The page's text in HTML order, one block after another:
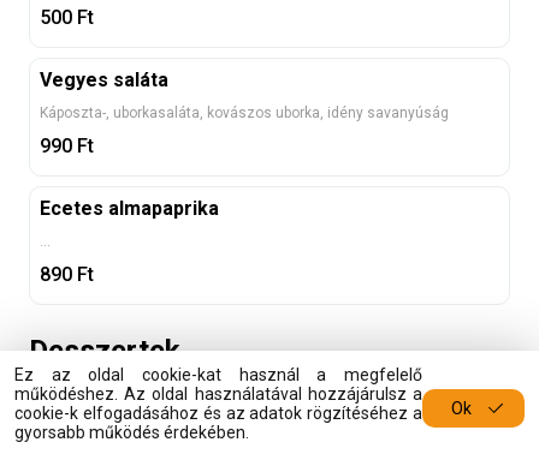
500 Ft
Vegyes saláta
Káposzta-, uborkasaláta, kovászos uborka, idény savanyúság
990 Ft
Ecetes almapaprika
890 Ft
Desszertek
Lime-os túrógombóc
Ez az oldal cookie-kat használ a megfelelő
működéshez. Az oldal használatával hozzájárulsz a
cookie-k elfogadásához és az adatok rögzítéséhez a
gyorsabb működés érdekében.
Ok